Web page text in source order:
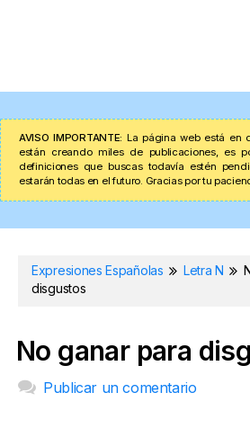
AVISO IMPORTANTE: La página web está en
están creando miles de publicaciones, es
definiciones que buscas todavía estén
estarán todas en el futuro. Gracias por tu
Expresiones Españolas Letra N
disgustos
No ganar para
Publicar un comentario